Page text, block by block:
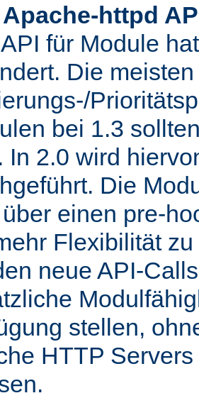
httpd
für Module
Die
bei 1.3
In 2.0 wird
Die
einen pre-
Flexibilität
neue API-
stellen,
HTTP